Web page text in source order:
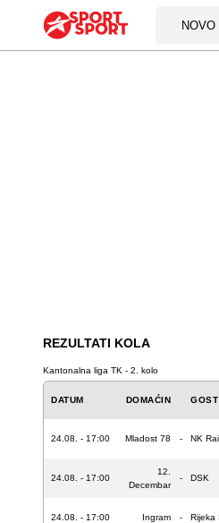
NOVO
REZULTATI KOLA
Kantonalna liga TK - 2. kolo
DATUM DOMAĆIN GOST
24.08. - 17:00 Mladost 78 - NK
24.08. - 17:00
12.
Decembar
- DSK
24.08. - 17:00 Ingram - Rijeka